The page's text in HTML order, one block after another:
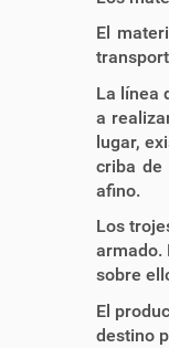
El
La línea
a
lugar,
criba de
afino.
Los
armado.
sobre
El
destino